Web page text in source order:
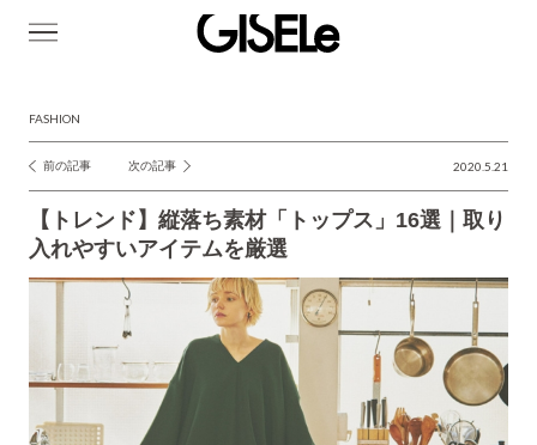
FASHION
投
稿
ナ
ビ
シ
ョ
前の記事 次の記事 2020.5.21
【トレンド】縦落ち素材「トップス」16選｜取り
入れやすいアイテムを厳選